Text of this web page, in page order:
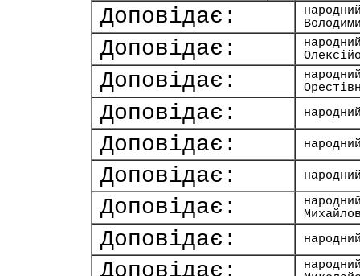
Доповідає:
Доповідає:
Доповідає:
Доповідає:
Доповідає:
Доповідає:
Доповідає:
Доповідає:
Доповідає: